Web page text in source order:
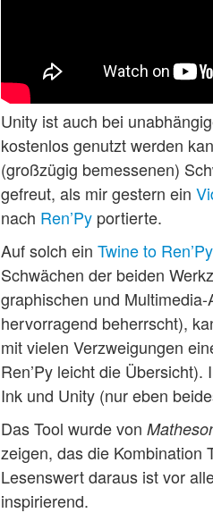
Unity ist auch bei
kostenlos genutzt werden
(großzügig bemessenen)
gefreut, als mir gestern ein
nach Ren’Py portierte.
Auf solch ein Twine to
Schwächen der beiden
graphischen und
hervorragend beherrscht),
mit vielen Verzweigungen
Ren’Py leicht die
Ink und Unity (nur eben
Das Tool wurde von
zeigen, das die Kombination
Lesenswert daraus ist vor
inspirierend.